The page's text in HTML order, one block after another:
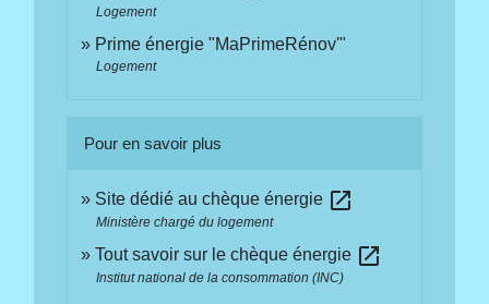
Logement
Prime énergie "MaPrimeRénov'"
Logement
Pour en savoir plus
Site dédié au chèque énergie open_in_new
Ministère chargé du logement
Tout savoir sur le chèque énergie open_in_new
Institut national de la consommation (INC)